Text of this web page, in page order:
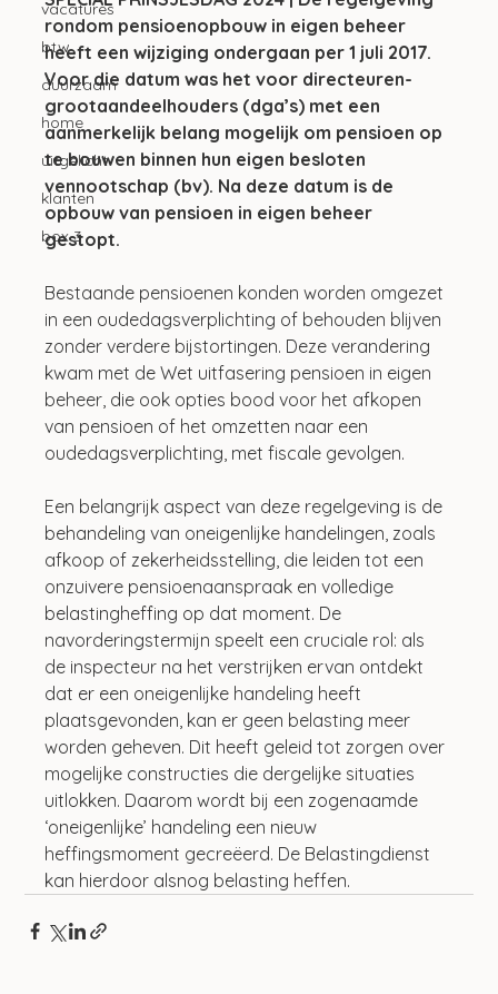
vacatures
btw
duurzaam
home
uitgelicht
klanten
box 3
rondom pensioenopbouw in eigen beheer
heeft een wijziging ondergaan per 1 juli 2017.
Voor die datum was het voor directeuren-
grootaandeelhouders (dga’s) met een
aanmerkelijk belang mogelijk om pensioen op
te bouwen binnen hun eigen besloten
vennootschap (bv). Na deze datum is de
opbouw van pensioen in eigen beheer
gestopt.
Bestaande pensioenen konden worden omgezet
in een oudedagsverplichting of behouden blijven
zonder verdere bijstortingen. Deze verandering
kwam met de Wet uitfasering pensioen in eigen
beheer, die ook opties bood voor het afkopen
van pensioen of het omzetten naar een
oudedagsverplichting, met fiscale gevolgen.
Een belangrijk aspect van deze regelgeving is de
behandeling van oneigenlijke handelingen, zoals
afkoop of zekerheidsstelling, die leiden tot een
onzuivere pensioenaanspraak en volledige
belastingheffing op dat moment. De
navorderingstermijn speelt een cruciale rol: als
de inspecteur na het verstrijken ervan ontdekt
dat er een oneigenlijke handeling heeft
plaatsgevonden, kan er geen belasting meer
worden geheven. Dit heeft geleid tot zorgen over
mogelijke constructies die dergelijke situaties
uitlokken. Daarom wordt bij een zogenaamde
‘oneigenlijke’ handeling een nieuw
heffingsmoment gecreëerd. De Belastingdienst
kan hierdoor alsnog belasting heffen.